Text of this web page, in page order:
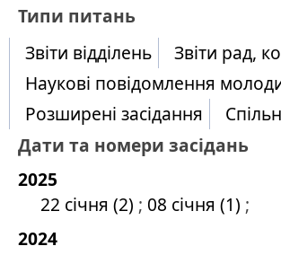
​Типи питань
Звіти відділень
Звіти рад,
Наукові повідомлення
Розширені засідання
Дати та номери засідань
2025
22 січня (2) ; 08 січня (1) ;
2024